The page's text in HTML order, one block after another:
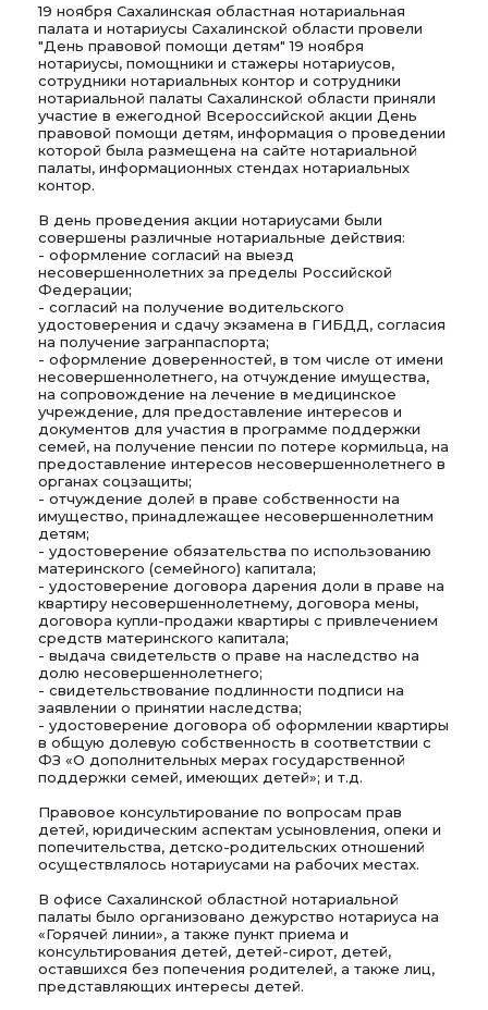
19 ноября Сахалинская областная нотариальная
палата и нотариусы Сахалинской области провели
"День правовой помощи детям" 19 ноября
нотариусы, помощники и стажеры нотариусов,
сотрудники нотариальных контор и сотрудники
нотариальной палаты Сахалинской области приняли
участие в ежегодной Всероссийской акции День
правовой помощи детям, информация о проведении
которой была размещена на сайте нотариальной
палаты, информационных стендах нотариальных
контор.
В день проведения акции нотариусами были
совершены различные нотариальные действия:
- оформление согласий на выезд
несовершеннолетних за пределы Российской
Федерации;
- согласий на получение водительского
удостоверения и сдачу экзамена в ГИБДД, согласия
на получение загранпаспорта;
- оформление доверенностей, в том числе от имени
несовершеннолетнего, на отчуждение имущества,
на сопровождение на лечение в медицинское
учреждение, для предоставление интересов и
документов для участия в программе поддержки
семей, на получение пенсии по потере кормильца, на
предоставление интересов несовершеннолетнего в
органах соцзащиты;
- отчуждение долей в праве собственности на
имущество, принадлежащее несовершеннолетним
детям;
- удостоверение обязательства по использованию
материнского (семейного) капитала;
- удостоверение договора дарения доли в праве на
квартиру несовершеннолетнему, договора мены,
договора купли-продажи квартиры с привлечением
средств материнского капитала;
- выдача свидетельств о праве на наследство на
долю несовершеннолетнего;
- свидетельствование подлинности подписи на
заявлении о принятии наследства;
- удостоверение договора об оформлении квартиры
в общую долевую собственность в соответствии с
ФЗ «О дополнительных мерах государственной
поддержки семей, имеющих детей»; и т.д.
Правовое консультирование по вопросам прав
детей, юридическим аспектам усыновления, опеки и
попечительства, детско-родительских отношений
осуществлялось нотариусами на рабочих местах.
В офисе Сахалинской областной нотариальной
палаты было организовано дежурство нотариуса на
«Горячей линии», а также пункт приема и
консультирования детей, детей-сирот, детей,
оставшихся без попечения родителей, а также лиц,
представляющих интересы детей.